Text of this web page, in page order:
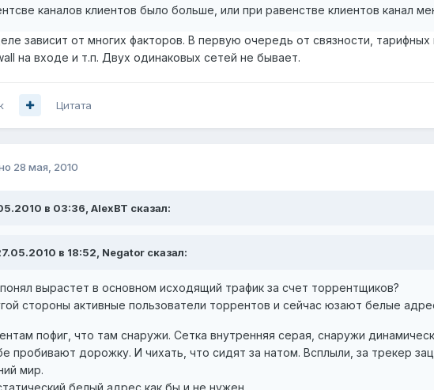
каналов клиентов было больше, или при равенстве клиентов канал
зависит от многих факторов. В первую очередь от связности,
на входе и т.п. Двух одинаковых сетей не бывает.
Цитата
28 мая, 2010
в 03:36, AlexBT сказал:
в 18:52, Negator сказал:
вырастет в основном исходящий трафик за счет торрентщиков?
стороны активные пользователи торрентов и сейчас юзают белые
пофиг, что там снаружи. Сетка внутренняя серая, снаружи
пробивают дорожку. И чихать, что сидят за натом. Всплыли, за трекер
мир.
белый адрес как бы и не нужен...